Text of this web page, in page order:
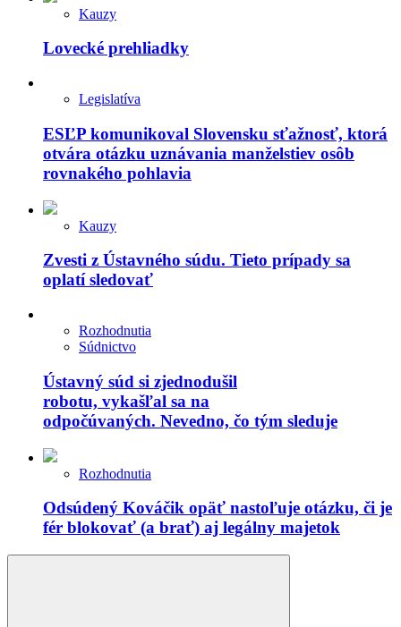
Kauzy
Lovecké prehliadky
Legislatíva
ESĽP komunikoval Slovensku sťažnosť, ktorá
otvára otázku uznávania manželstiev osôb
rovnakého pohlavia
Kauzy
Zvesti z Ústavného súdu. Tieto prípady sa
oplatí sledovať
Rozhodnutia
Súdnictvo
Ústavný súd si zjednodušil
robotu, vykašľal sa na
odpočúvaných. Nevedno, čo tým sleduje
Rozhodnutia
Odsúdený Kováčik opäť nastoľuje otázku, či je
fér blokovať (a brať) aj legálny majetok